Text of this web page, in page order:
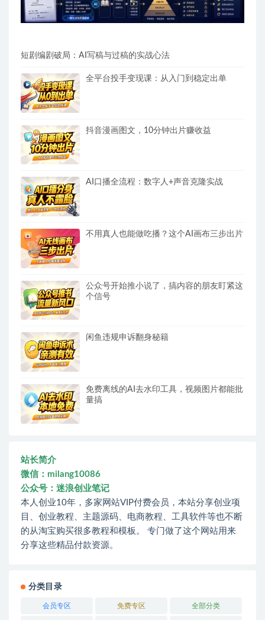
短剧编剧破局：AI写稿与过稿的实战心法
全平台投手变现课：从入门到稳定出单
抖音漫画图文，10分钟出片赚收益
AI口播全流程：数字人+声音克隆实战
不用真人也能做吃播？这个AI画布三步出片
公众号开始推小说了，搞内容的朋友盯紧这
个信号
闲鱼违规申诉翻身秘籍
免费离线的AI去水印工具，视频图片都能批
量搞
站长简介
微信：milang10086
公众号：迷浪创业笔记
本人创业10年，多家网站VIP付费会员，本站分享创业项
目、创业教程、主题源码、电商教程、工具软件等也不断
的从淘宝购买很多教程和模板。 专门做了这个网站用来
分享这些精品付款资源。
分类目录
会员专区 免费专区 全部分类